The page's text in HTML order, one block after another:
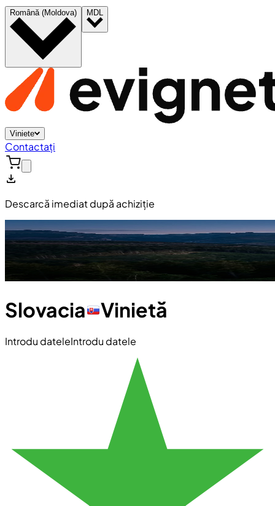
Română (Moldova) MDL
Viniete
Contactați
Descarcă imediat după achiziție
Slovacia Vinietă
Introdu dateleIntrodu datele